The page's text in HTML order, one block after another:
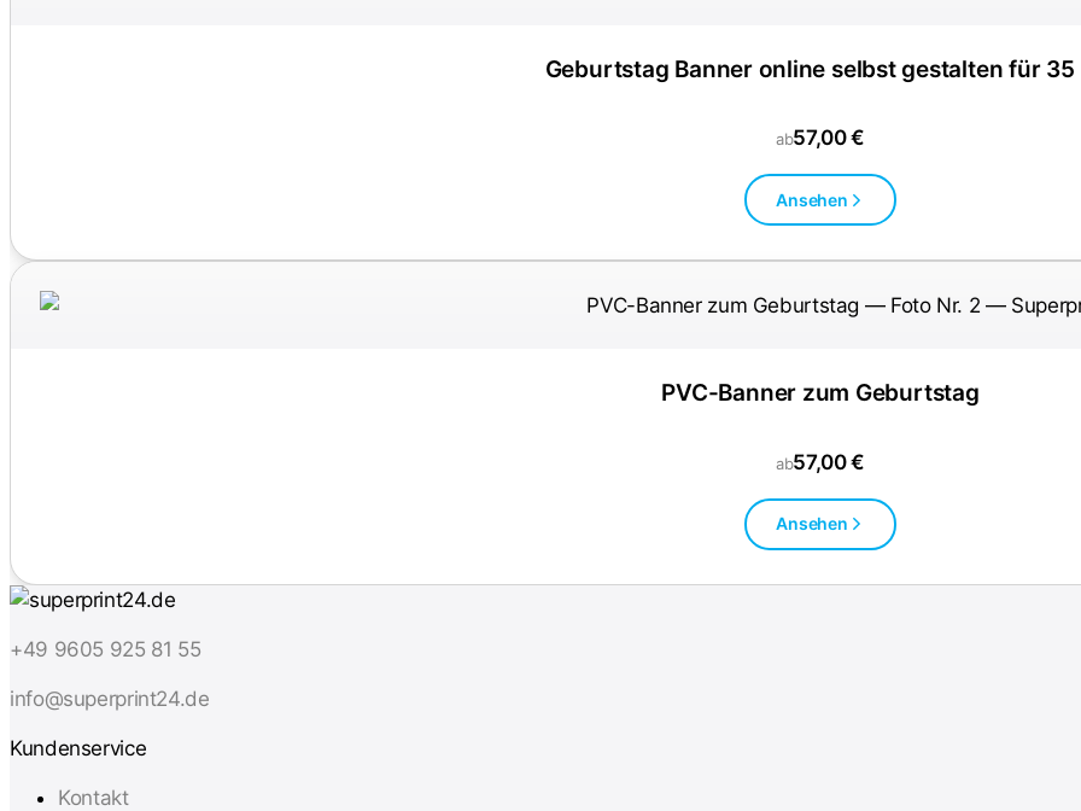
Geburtstag Banner online selbst gestalten für 35
ab57,00 €
Ansehen
PVC-Banner zum Geburtstag
ab57,00 €
Ansehen
+49 9605 925 81 55
info@superprint24.de
Kundenservice
Kontakt